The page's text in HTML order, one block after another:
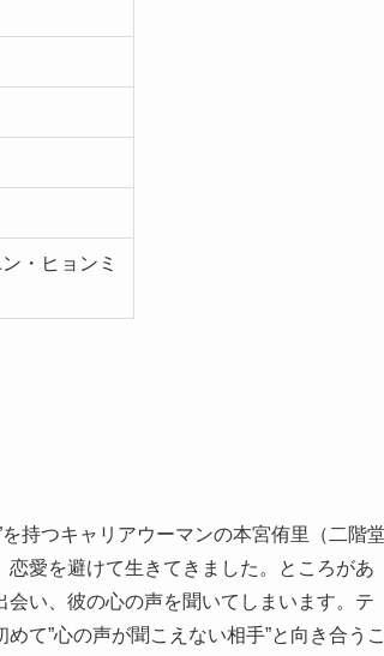
・ヒョンミ
持つキャリアウーマンの本宮侑里（二階
愛を避けて生きてきました。ところがあ
い、彼の心の声を聞いてしまいます。テ
て”心の声が聞こえない相手”と向き合う